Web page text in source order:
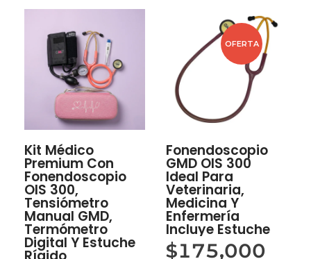
Kit Médico
Premium Con
Fonendoscopio
OIS 300,
Tensiómetro
Manual GMD,
Termómetro
Digital Y Estuche
OFERTA
Fonendoscopio
GMD OIS 300
Ideal Para
Veterinaria,
Medicina Y
Enfermería
Incluye Estuche
$175,000